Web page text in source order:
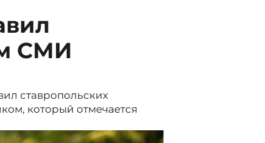
СМИ
ставропольских
который отмечается